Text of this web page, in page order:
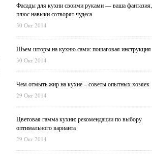
Фасады для кухни своими руками — ваша фантазия,
плюс навыки сотворят чудеса
30 Окт 2014
Шьем шторы на кухню сами: пошаговая инструкция
30 Окт 2014
Чем отмыть жир на кухне – советы опытных хозяек
29 Окт 2014
Цветовая гамма кухни: рекомендации по выбору
оптимального варианта
29 Окт 2014